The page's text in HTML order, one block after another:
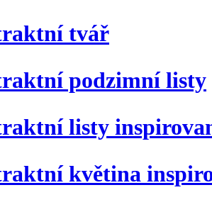
tvář
podzimní listy
listy
květina